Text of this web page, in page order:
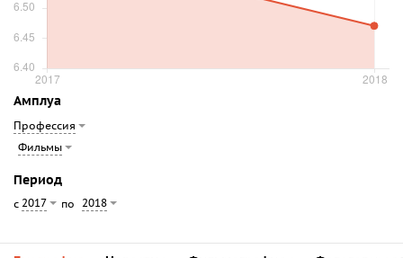
Амплуа
Профессия
Фильмы
Период
с 2017 по 2018